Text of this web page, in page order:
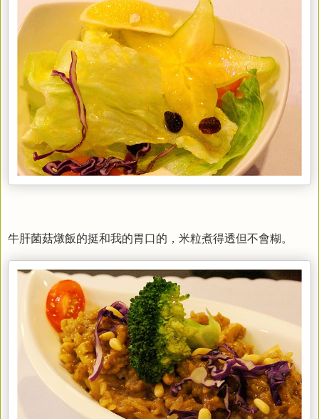
牛肝菌菇燉飯的挺和我的胃口的， 米粒煮得透但不會糊。